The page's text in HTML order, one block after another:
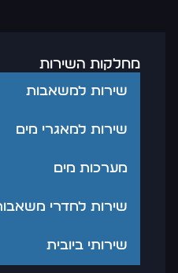
מחלקות השירות
שירות למשאבות
שירות למאגרי מים
מערכות מים
שירות לחדרי משאבות
שירותי ביובית